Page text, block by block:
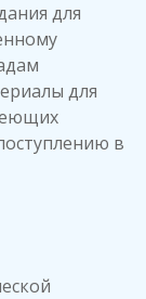
для
для
в